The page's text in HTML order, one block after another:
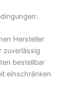
Hersteller
zuverlässig
bestellbar
einschränken